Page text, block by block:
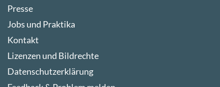
Presse
Jobs und Praktika
Kontakt
Lizenzen und Bildrechte
Datenschutzerklärung